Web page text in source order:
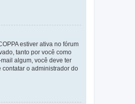
estiver ativa no fórum
tanto por você como
algum, você deve ter
contatar o administrador do